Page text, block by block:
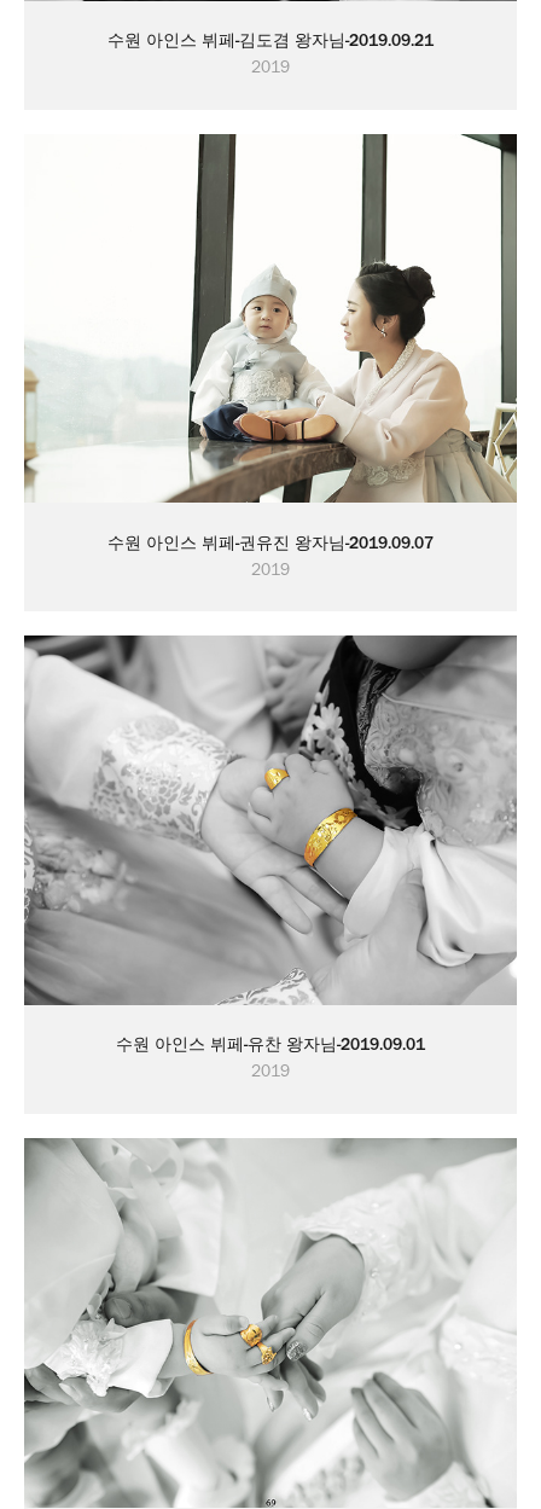
수원 아인스 뷔페-김도겸 왕자님-2019.09.21
2019
수원 아인스 뷔페-권유진 왕자님-2019.09.07
2019
수원 아인스 뷔페-유찬 왕자님-2019.09.01
2019